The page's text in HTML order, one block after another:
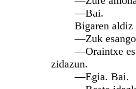
—Bai.
Bigaren aldiz
—Zuk esango
—Oraintxe
zidazun.
—Egia. Bai.